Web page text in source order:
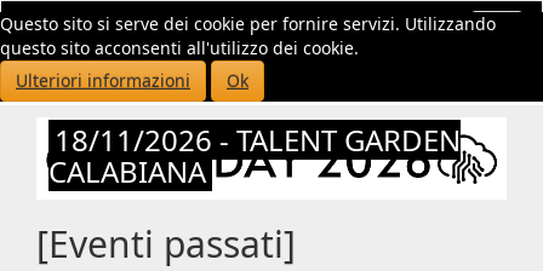
Questo sito si serve dei cookie per fornire servizi. Utilizzando
questo sito acconsenti all'utilizzo dei cookie.
Ulteriori informazioni
Ok
18/11/2026 - TALENT GARDEN
CALABIANA
[Eventi passati]